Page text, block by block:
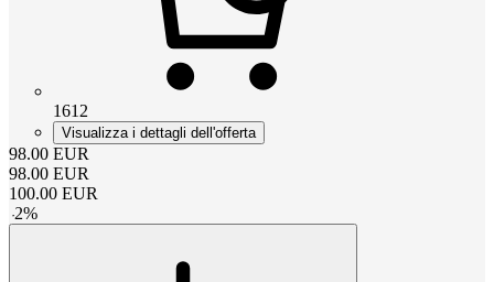
1612
Visualizza i dettagli dell'offerta
98.00 EUR
98.00 EUR
100.00 EUR
-2%